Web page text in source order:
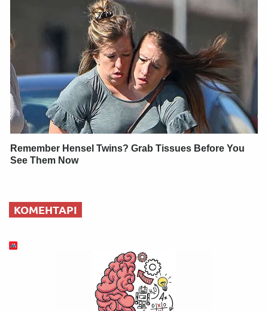
Remember Hensel Twins? Grab Tissues Before You
See Them Now
КОМЕНТАРІ